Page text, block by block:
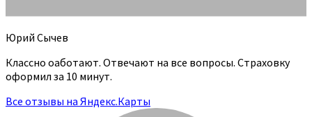
Юрий Сычев
Классно оаботают. Отвечают на все вопросы. Страховку
оформил за 10 минут.
Все отзывы на Яндекс.Карты